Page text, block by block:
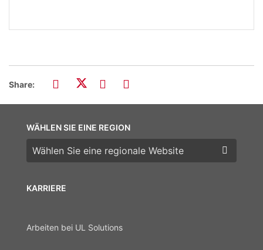
Share:
KARRIERE
Arbeiten bei UL Solutions
WÄHLEN SIE EINE REGION
Wählen Sie eine Region